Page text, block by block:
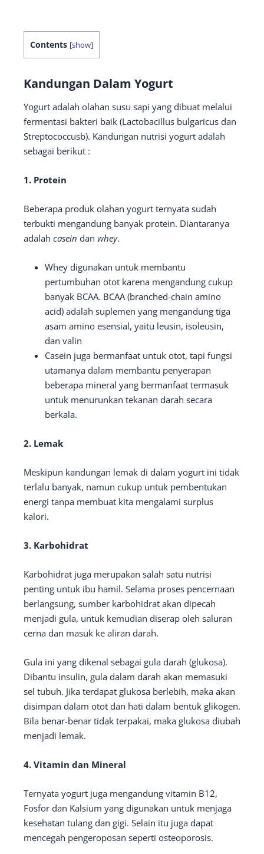
Contents [show]
Kandungan Dalam Yogurt
Yogurt adalah olahan susu sapi yang dibuat melalui
fermentasi bakteri baik (Lactobacillus bulgaricus dan
Streptococcusb). Kandungan nutrisi yogurt adalah
sebagai berikut :
1. Protein
Beberapa produk olahan yogurt ternyata sudah
terbukti mengandung banyak protein. Diantaranya
adalah casein dan whey.
Whey digunakan untuk membantu
pertumbuhan otot karena mengandung cukup
banyak BCAA. BCAA (branched-chain amino
acid) adalah suplemen yang mengandung tiga
asam amino esensial, yaitu leusin, isoleusin,
dan valin
Casein juga bermanfaat untuk otot, tapi fungsi
utamanya dalam membantu penyerapan
beberapa mineral yang bermanfaat termasuk
untuk menurunkan tekanan darah secara
berkala.
2. Lemak
Meskipun kandungan lemak di dalam yogurt ini tidak
terlalu banyak, namun cukup untuk pembentukan
energi tanpa membuat kita mengalami surplus
kalori.
3. Karbohidrat
Karbohidrat juga merupakan salah satu nutrisi
penting untuk ibu hamil. Selama proses pencernaan
berlangsung, sumber karbohidrat akan dipecah
menjadi gula, untuk kemudian diserap oleh saluran
cerna dan masuk ke aliran darah.
Gula ini yang dikenal sebagai gula darah (glukosa).
Dibantu insulin, gula dalam darah akan memasuki
sel tubuh. Jika terdapat glukosa berlebih, maka akan
disimpan dalam otot dan hati dalam bentuk glikogen.
Bila benar-benar tidak terpakai, maka glukosa diubah
menjadi lemak.
4. Vitamin dan Mineral
Ternyata yogurt juga mengandung vitamin B12,
Fosfor dan Kalsium yang digunakan untuk menjaga
kesehatan tulang dan gigi. Selain itu juga dapat
mencegah pengeroposan seperti osteoporosis.